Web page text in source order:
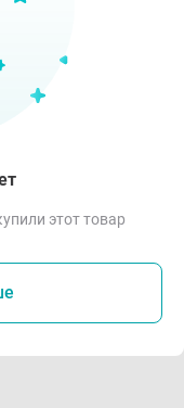
этот товар